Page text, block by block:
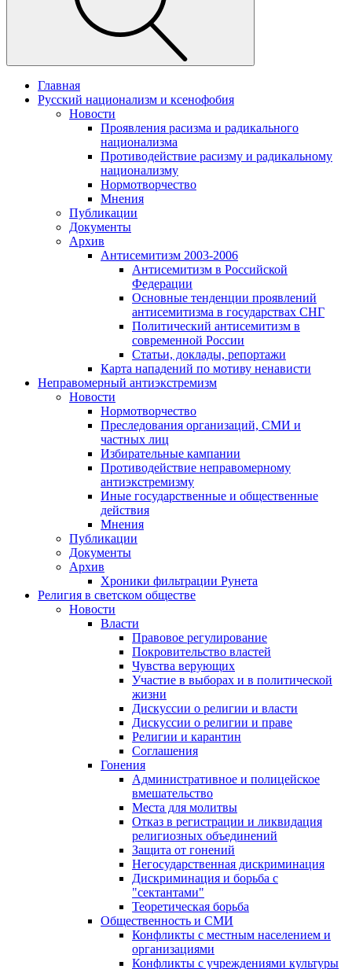
Главная
Русский национализм и ксенофобия
Новости
Проявления расизма и радикального
национализма
Противодействие расизму и радикальному
национализму
Нормотворчество
Мнения
Публикации
Документы
Архив
Антисемитизм 2003-2006
Антисемитизм в Российской
Федерации
Основные тенденции проявлений
антисемитизма в государствах СНГ
Политический антисемитизм в
современной России
Статьи, доклады, репортажи
Карта нападений по мотиву ненависти
Неправомерный антиэкстремизм
Новости
Нормотворчество
Преследования организаций, СМИ и
частных лиц
Избирательные кампании
Противодействие неправомерному
антиэкстремизму
Иные государственные и общественные
действия
Мнения
Публикации
Документы
Архив
Хроники фильтрации Рунета
Религия в светском обществе
Новости
Власти
Правовое регулирование
Покровительство властей
Чувства верующих
Участие в выборах и в политической
жизни
Дискуссии о религии и власти
Дискуссии о религии и праве
Религии и карантин
Соглашения
Гонения
Административное и полицейское
вмешательство
Места для молитвы
Отказ в регистрации и ликвидация
религиозных объединений
Защита от гонений
Негосударственная дискриминация
Дискриминация и борьба с
"сектантами"
Теоретическая борьба
Общественность и СМИ
Конфликты с местным населением и
организациями
Конфликты с учреждениями культуры